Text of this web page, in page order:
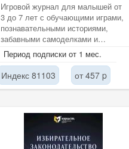
Игровой журнал для малышей от
3 до 7 лет с обучающими играми,
познавательными историями,
забавными самоделками и
сказкой с заданиями. Растем и
играем...
Период подписки от 1 мес.
Индекс 81103 от 457 p